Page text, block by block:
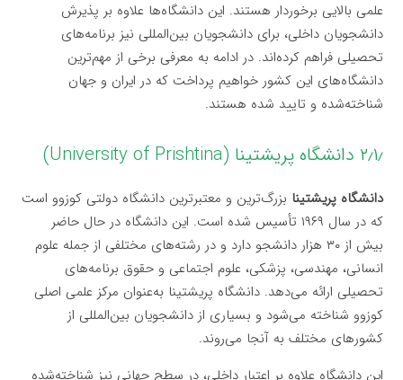
علمی بالایی برخوردار هستند. این دانشگاه‌ها علاوه بر پذیرش
دانشجویان داخلی، برای دانشجویان بین‌المللی نیز برنامه‌های
تحصیلی فراهم کرده‌اند. در ادامه به معرفی برخی از مهم‌ترین
دانشگاه‌های این کشور خواهیم پرداخت که در ایران و جهان
شناخته‌شده و تایید شده هستند.
۲٫۱٫ دانشگاه پریشتینا (University of Prishtina)
دانشگاه پریشتینا بزرگ‌ترین و معتبرترین دانشگاه دولتی کوزوو است
که در سال ۱۹۶۹ تأسیس شده است. این دانشگاه در حال حاضر
بیش از ۳۰ هزار دانشجو دارد و در رشته‌های مختلفی از جمله علوم
انسانی، مهندسی، پزشکی، علوم اجتماعی و حقوق برنامه‌های
تحصیلی ارائه می‌دهد. دانشگاه پریشتینا به‌عنوان مرکز علمی اصلی
کوزوو شناخته می‌شود و بسیاری از دانشجویان بین‌المللی از
کشورهای مختلف به آنجا می‌روند.
این دانشگاه علاوه بر اعتبار داخلی، در سطح جهانی نیز شناخته‌شده